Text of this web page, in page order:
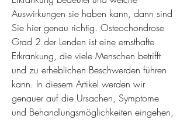
Auswirkungen sie haben kann, dann sind
Sie hier genau richtig. Osteochondrose
Grad 2 der Lenden ist eine ernsthafte
Erkrankung, die viele Menschen betrifft
und zu erheblichen Beschwerden führen
kann. In diesem Artikel werden wir
genauer auf die Ursachen, Symptome
und Behandlungsmöglichkeiten eingehen,